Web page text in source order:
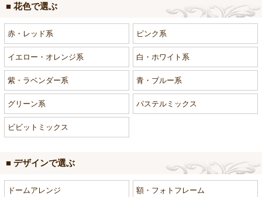
■ 花色で選ぶ
赤・レッド系 ピンク系
イエロー・オレンジ系 白・ホワイト系
紫・ラベンダー系 青・ブルー系
グリーン系 パステルミックス
ビビットミックス
■ デザインで選ぶ
ドームアレンジ 額・フォトフレーム